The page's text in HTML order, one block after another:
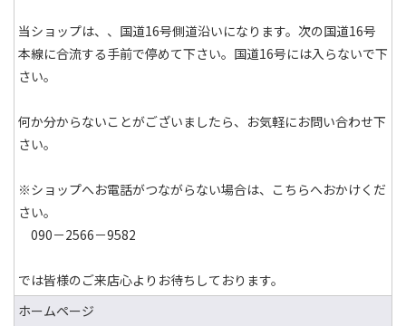
当ショップは、、国道16号側道沿いになります。次の国道16号
本線に合流する手前で停めて下さい。国道16号には入らないで下
さい。
何か分からないことがございましたら、お気軽にお問い合わせ下
さい。
※ショップへお電話がつながらない場合は、こちらへおかけくだ
さい。
090－2566－9582
では皆様のご来店心よりお待ちしております。
ホームページ